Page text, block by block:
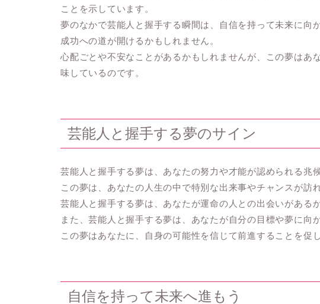
ことを示しています。
夢のなかで芸能人と握手する瞬間は、自信を持って未来に向
成功への道が開けるかもしれません。
心配ごとや不安なことがあるかもしれませんが、この夢はあ
味しているのです。
芸能人と握手する夢のサイン
芸能人と握手する夢は、あなたの努力や才能が認められる兆
この夢は、あなたの人生の中で特別な出来事やチャンスが訪
芸能人と握手する夢は、あなたが運命の人との出会いがある
また、芸能人と握手する夢は、あなたが自分の目標や夢に向
この夢はあなたに、自身の可能性を信じて前進することを促
自信を持って未来へ進もう